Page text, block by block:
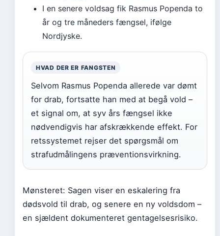
I en senere voldsag fik Rasmus Popenda to
år og tre måneders fængsel, ifølge
Nordjyske.
HVAD DER ER FANGSTEN
Selvom Rasmus Popenda allerede var dømt
for drab, fortsatte han med at begå vold –
et signal om, at syv års fængsel ikke
nødvendigvis har afskrækkende effekt. For
retssystemet rejser det spørgsmål om
strafudmålingens præventionsvirkning.
Mønsteret: Sagen viser en eskalering fra
dødsvold til drab, og senere en ny voldsdom –
en sjældent dokumenteret gentagelsesrisiko.